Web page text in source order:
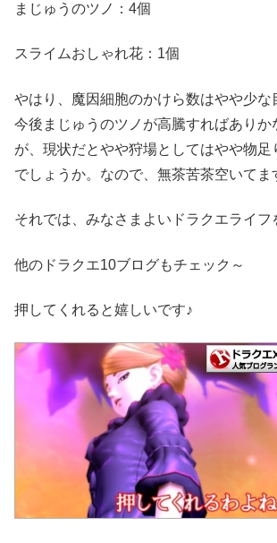
まじゅうのツノ：4個
スライムおしゃれ花：1個
やはり、魔因細胞のかけら数はやや少な
今後まじゅうのツノが高騰すればありか
が、現状だとやや狩場としてはやや物足
でしょうか。なので、無茶苦茶空いてま
それでは、みなさまよいドラクエライフ
他のドラクエ10ブログもチェック～
押してくれると嬉しいです♪